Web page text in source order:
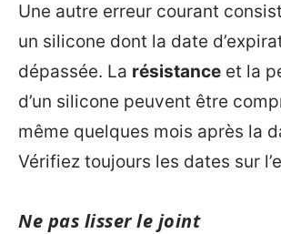
Une autre erreur courant
un silicone dont la date
dépassée. La résistance et la
d’un silicone peuvent être
même quelques mois après la
Vérifiez toujours les dates sur
Ne pas lisser le joint